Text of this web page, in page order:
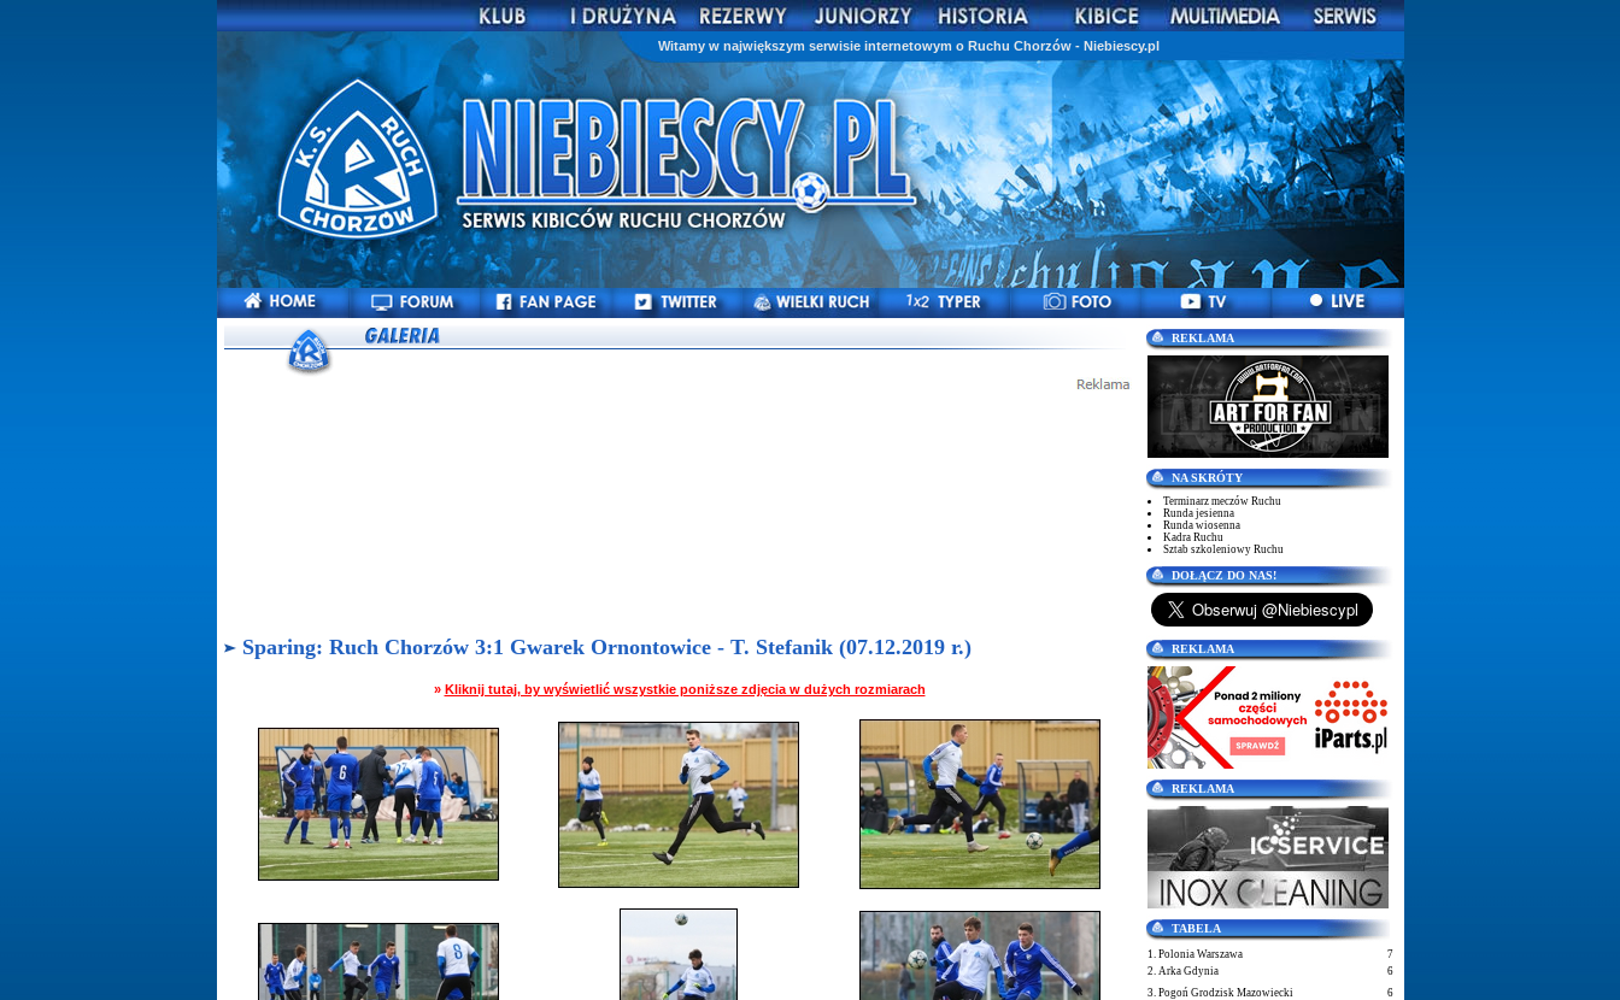
Witamy w największym serwisie internetowym o Ruchu Chorzów - Niebiescy.pl
Sparing: Ruch Chorzów 3:1 Gwarek Ornontowice - T. Stefanik (07.12.2019 r.)
» Kliknij tutaj, by wyświetlić wszystkie poniższe zdjęcia w dużych rozmiarach
REKLAMA
NA SKRÓTY
Terminarz meczów Ruchu
Runda jesienna
Runda wiosenna
Kadra Ruchu
Sztab szkoleniowy Ruchu
DOŁĄCZ DO NAS!
REKLAMA
REKLAMA
TABELA
1. Polonia Warszawa
7
2. Arka Gdynia
6
3. Pogoń Grodzisk Mazowiecki
6